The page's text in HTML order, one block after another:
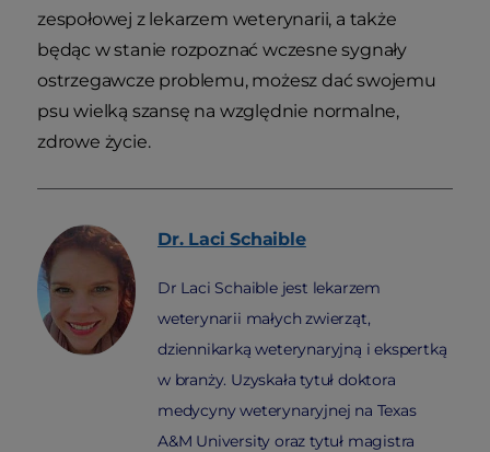
zespołowej z lekarzem weterynarii, a także
będąc w stanie rozpoznać wczesne sygnały
ostrzegawcze problemu, możesz dać swojemu
psu wielką szansę na względnie normalne,
zdrowe życie.
Dr. Laci Schaible
Dr Laci Schaible jest lekarzem
weterynarii małych zwierząt,
dziennikarką weterynaryjną i ekspertką
w branży. Uzyskała tytuł doktora
medycyny weterynaryjnej na Texas
A&M University oraz tytuł magistra